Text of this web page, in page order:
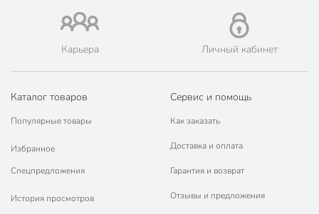
Карьера Личный кабинет
Каталог товаров
Популярные товары
Избранное
Спецпредложения
История просмотров
Сервис и помощь
Как заказать
Доставка и оплата
Гарантия и возврат
Отзывы и предложения